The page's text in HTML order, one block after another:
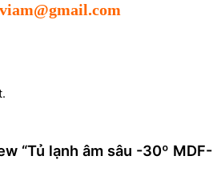
“Tủ lạnh âm sâu -30º MDF-